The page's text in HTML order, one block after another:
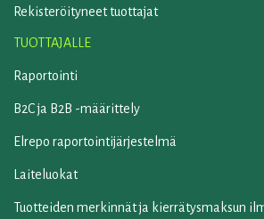
Rekisteröityneet tuottajat
TUOTTAJALLE
Raportointi
B2C ja B2B -määrittely
Elrepo raportointijärjestelmä
Laiteluokat
Tuotteiden merkinnät ja kierrätysmaksun